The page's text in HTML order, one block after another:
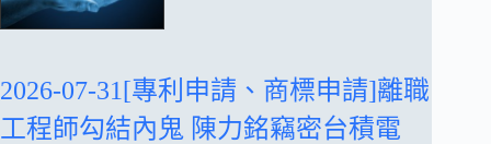
2026-07-31[專利申請、商標申請]離職
工程師勾結內鬼 陳力銘竊密台積電